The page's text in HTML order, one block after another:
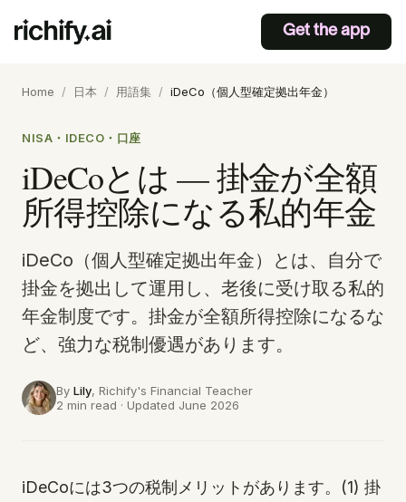
Get the app
Home / 日本 / 用語集 / iDeCo（個人型確定拠出年金）
NISA・IDECO・口座
iDeCoとは — 掛金が全額
所得控除になる私的年金
iDeCo（個人型確定拠出年金）とは、自分で
掛金を拠出して運用し、老後に受け取る私的
年金制度です。掛金が全額所得控除になるな
ど、強力な税制優遇があります。
By Lily, Richify's Financial Teacher
2 min read · Updated June 2026
iDeCoには3つの税制メリットがあります。(1) 掛